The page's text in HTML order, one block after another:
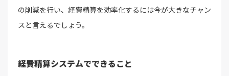
の削減を行い、経費精算を効率化するには今が大きなチャン
スと言えるでしょう。
経費精算システムでできること